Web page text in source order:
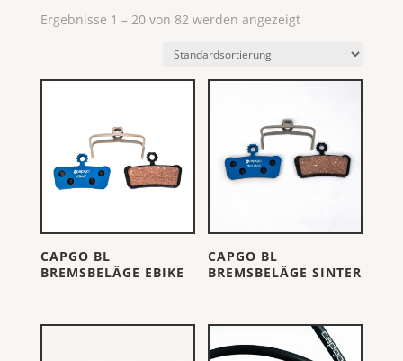
Ergebnisse 1 – 20 von 82 werden angezeigt
CAPGO BL
BREMSBELÄGE EBIKE
CAPGO BL
BREMSBELÄGE SINTER